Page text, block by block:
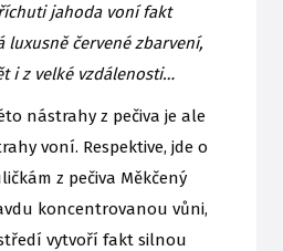
jahoda voní fakt
luxusně červené zbarvení,
i z velké vzdálenosti…
nástrahy z pečiva je ale
voní. Respektive, jde o
z pečiva Měkčený
koncentrovanou vůni,
vytvoří fakt silnou